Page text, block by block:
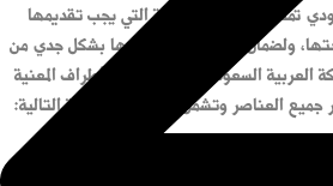
تمثل العناصر الأساسية التي يجب تقديمها
ولضمان قبولها والنظر فيها بشكل جدي من
العربية السعودية. ينبغي على الأطراف المعنية
العناصر وتشمل العناصر الأساسية التالية: